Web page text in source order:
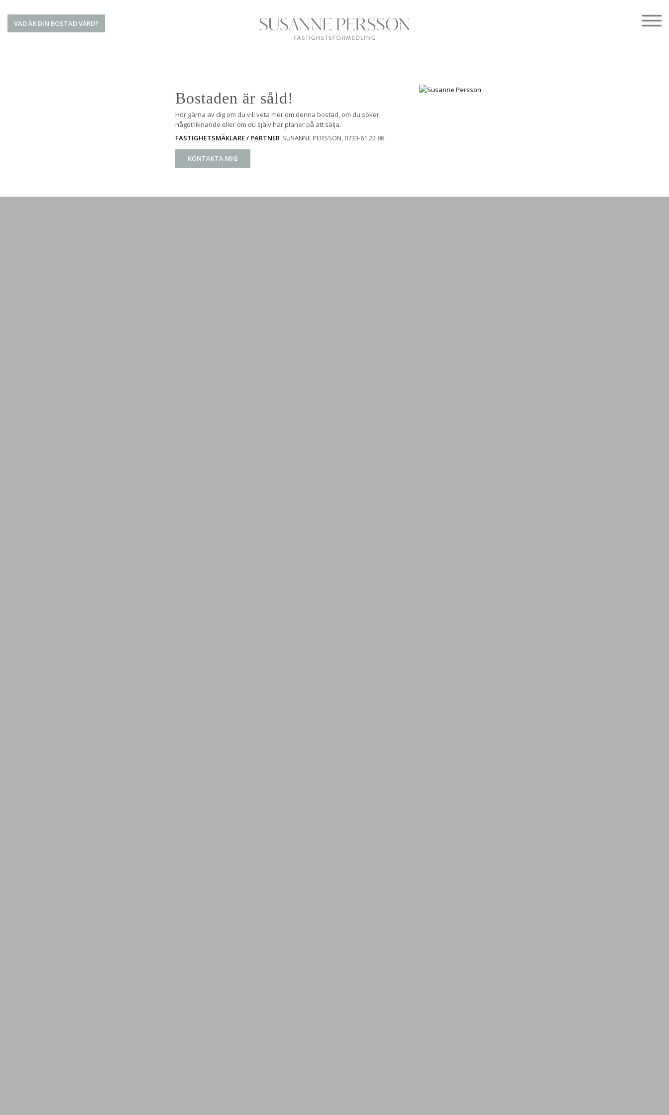
VAD ÄR DIN BOSTAD VÄRD?
Bostaden är såld!
Hör gärna av dig om du vill veta mer om denna bostad, om du söker
något liknande eller om du själv har planer på att sälja.
FASTIGHETSMÄKLARE / PARTNER SUSANNE PERSSON , 0733-61 22 86
KONTAKTA MIG